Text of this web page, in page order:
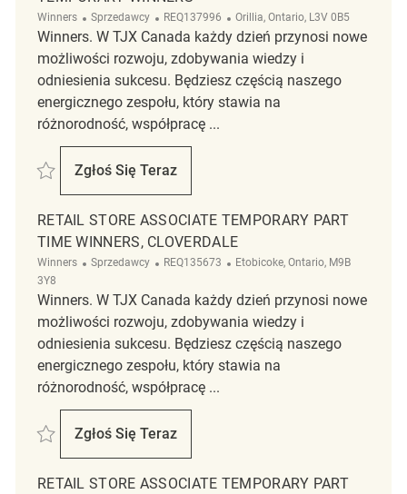
Winners Kategoria
Sprzedawcy ReqId
REQ137996 Lokalizacja
Orillia, Ontario, L3V 0B5
Winners. W TJX Canada każdy dzień przynosi nowe
możliwości rozwoju, zdobywania wiedzy i
odniesienia sukcesu. Będziesz częścią naszego
energicznego zespołu, który stawia na
różnorodność, współpracę ...
Zapisać Retail Store Associate Part Time Temporary Winners
Zgłoś Się Teraz
Retail Store Associate Part Time
RETAIL STORE ASSOCIATE TEMPORARY PART
TIME WINNERS, CLOVERDALE
Winners Kategoria
Sprzedawcy ReqId
REQ135673 Lokalizacja
Etobicoke, Ontario, M9B
3Y8
Winners. W TJX Canada każdy dzień przynosi nowe
możliwości rozwoju, zdobywania wiedzy i
odniesienia sukcesu. Będziesz częścią naszego
energicznego zespołu, który stawia na
różnorodność, współpracę ...
Zapisać Retail Store Associate Temporary Part Time Winners,
Zgłoś Się Teraz
Retail Store Associate Temporary Part
RETAIL STORE ASSOCIATE TEMPORARY PART